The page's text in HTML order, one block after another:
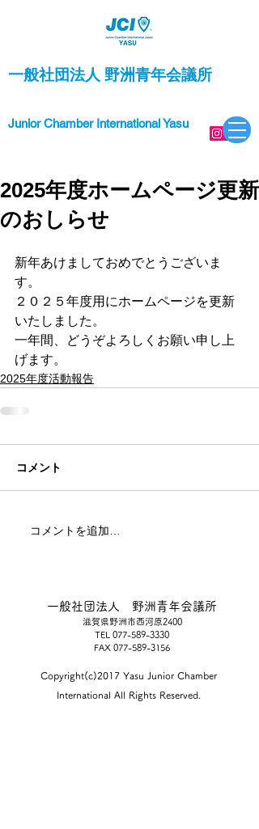
一般社団法人 野洲青年会議所
Junior Chamber International Yasu
2025年度ホームページ更新
のおしらせ
新年あけましておめでとうございま
す。
２０２５年度用にホームページを更新
いたしました。
一年間、どうぞよろしくお願い申し上
げます。
2025年度活動報告
コメント
コメントを追加…
一般社団法人 野洲青年会議所
滋賀県野洲市西河原2400
TEL 077-589-3330
FAX 077-589-3156
Copyright(c)2017 Yasu Junior Chamber
International All Rights Reserved.